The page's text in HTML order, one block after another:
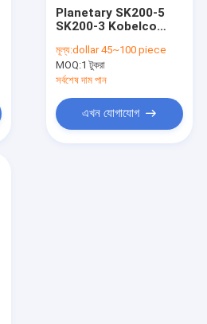
Planetary SK200-5
SK200-3 Kobelco
SK200-1 2414N4376
মূল্য:dollar 45~100 piece
MOQ:1 টুকরা
সর্বশেষ দাম পান
এখন যোগাযোগ